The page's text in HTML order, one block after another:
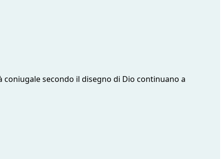
secondo il disegno di Dio continuano a